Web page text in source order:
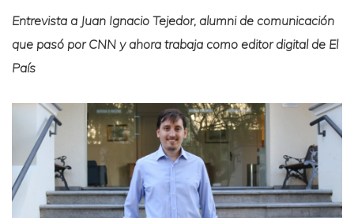
Entrevista a Juan Ignacio Tejedor, alumni de comunicación
que pasó por CNN y ahora trabaja como editor digital de El
País